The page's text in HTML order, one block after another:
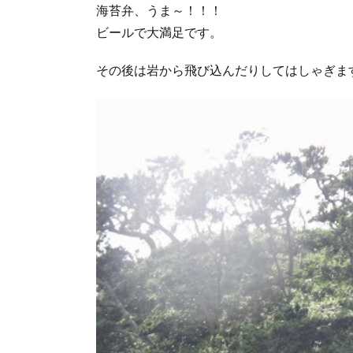
海苔弁、うま～！！！
ビールで大満足です。
その後は岩から飛び込んだりしてはしゃぎま